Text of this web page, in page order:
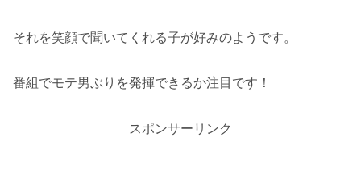
それを笑顔で聞いてくれる子が好みのようです。
番組でモテ男ぶりを発揮できるか注目です！
スポンサーリンク